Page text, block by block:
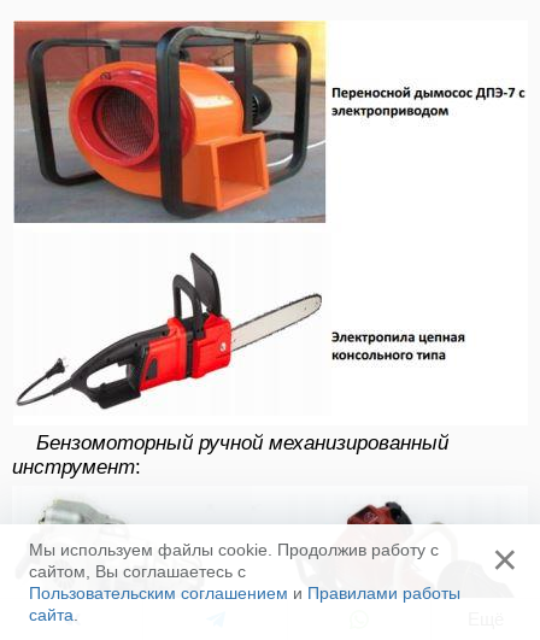
Бензомоторный ручной механизированный
инструмент:
Мы используем файлы cookie. Продолжив работу с
сайтом, Вы соглашаетесь с
Пользовательским соглашением и Правилами работы
сайта
×